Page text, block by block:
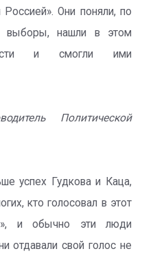
Они поняли, по
выборы, нашли в этом
и смогли ими
Политической
успех Гудкова и Каца,
кто голосовал в этот
и обычно эти люди
отдавали свой голос не